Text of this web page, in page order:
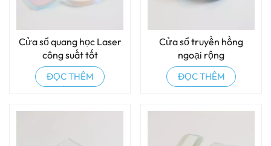
Cửa sổ quang học Laser
công suất tốt
ĐỌC THÊM
Cửa sổ truyền hồng
ngoại rộng
ĐỌC THÊM